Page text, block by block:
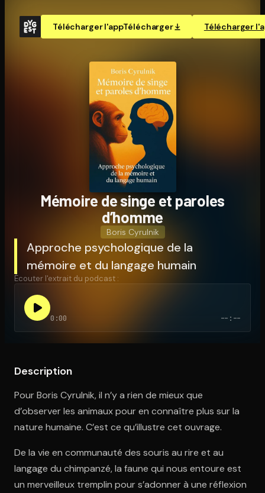
Télécharger l'appTélécharger Télécharger
Ouvre l'app Appareil photo, pointe sur le code. C'est gratuit à
Mémoire de singe et paroles
d’homme
Boris Cyrulnik
Approche psychologique de la
mémoire et du langage humain
Écouter l'extrait du podcast :
0:00 --:--
Description
Pour Boris Cyrulnik, il n’y a rien de mieux que
d’observer les animaux pour en connaître plus sur la
nature humaine. C’est ce qu’illustre cet ouvrage.
De la vie en communauté des souris au rire et au
langage du chimpanzé, la faune qui nous entoure est
un merveilleux tremplin pour s’adonner à une réflexion